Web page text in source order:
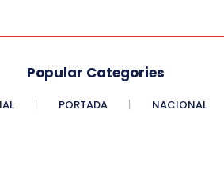
Popular Categories
PORTADA NACIONAL